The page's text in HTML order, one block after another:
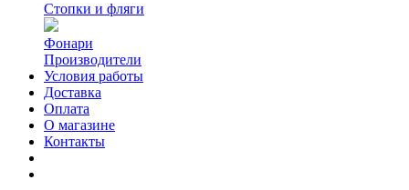
Стопки и фляги
Фонари
Производители
Условия работы
Доставка
Оплата
О магазине
Контакты